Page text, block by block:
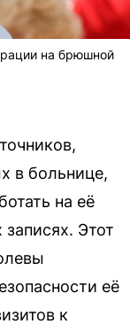
на брюшной
в больнице,
на её
Этот
её
к